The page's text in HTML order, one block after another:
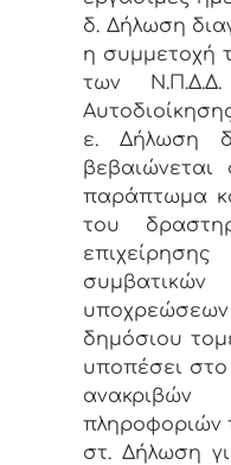
δ. Δήλωση
η συμμετοχή
των
ε. Δήλωση
παράπτωμα
του
δημόσιου
υποπέσει
πληροφοριών
στ. Δήλωση